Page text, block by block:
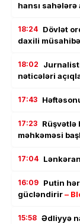
hansı sahələrə
18:24 Dövlət
daxili
18:02
nəticələri
17:43
17:23 Rüşvətlə
məhkəməsi
17:04
16:09 Putin
gücləndirir–
15:58 Ədliyyə